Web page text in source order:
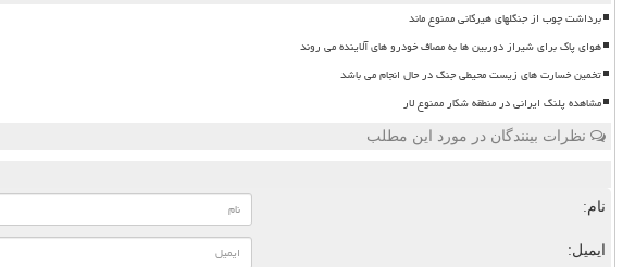
برداشت چوب از جنگلهای هیرکانی ممنوع ماند
هوای پاک برای شیراز دوربین ها به مصاف خودرو های آلاینده می روند
تخمین خسارت های زیست محیطی جنگ در حال انجام می باشد
مشاهده پلنگ ایرانی در منطقه شکار ممنوع لار
نظرات بینندگان در مورد این مطلب
نام:
ایمیل: